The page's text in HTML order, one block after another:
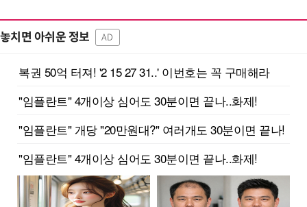
놓치면 아쉬운 정보 AD